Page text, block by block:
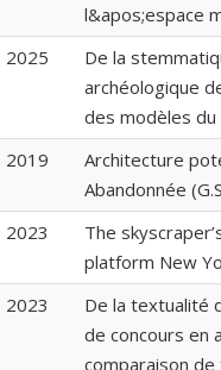
l&apos;espace
2025
De la
archéologique
des modèles
2019
Architecture
Abandonnée
2023
The
platform New
2023
De la textualité
de concours en
comparaison